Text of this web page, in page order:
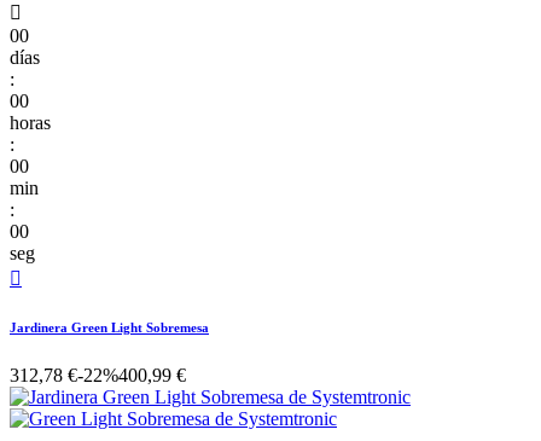

00
días
:
00
horas
:
00
min
:
00
seg

Jardinera Green Light Sobremesa
312,78 €-22%400,99 €